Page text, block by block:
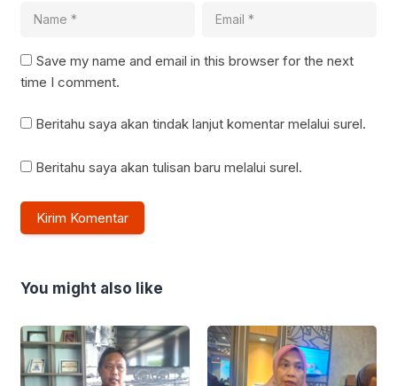
Save my name and email in this browser for the next
time I comment.
Beritahu saya akan tindak lanjut komentar melalui surel.
Beritahu saya akan tulisan baru melalui surel.
You might also like